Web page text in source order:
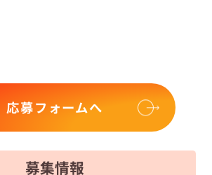
応募フォームへ
募集情報